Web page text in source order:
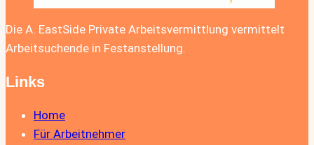
Die A. EastSide Private Arbeitsvermittlung vermittelt
Arbeitsuchende in Festanstellung.
Links
Home
Für Arbeitnehmer